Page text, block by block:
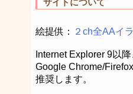
サイトについて
絵提供： ２ch全AAイ
Internet Explorer 9以降
Google Chrome/
推奨します。